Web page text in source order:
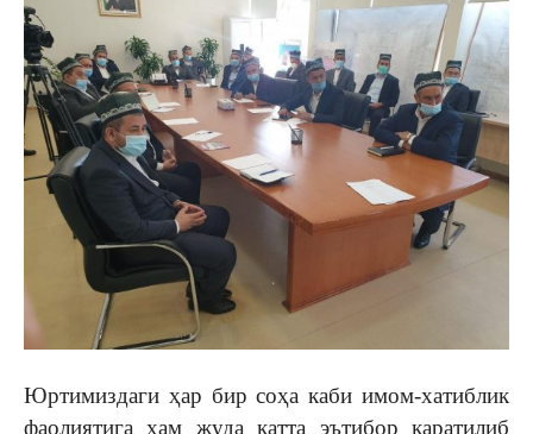
Юртимиздаги ҳар бир соҳа каби имом-хатиблик
фаолиятига ҳам жуда катта эътибор қаратилиб